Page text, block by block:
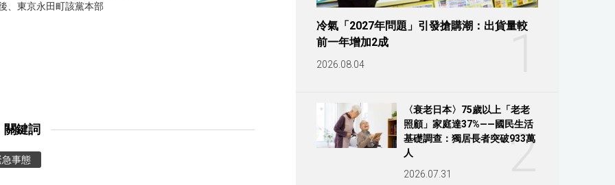
、東京永田町該黨本部
關鍵詞
急事態
冷氣「2027年問題」引發搶購潮：出貨量較
前一年增加2成
2026.08.04
2
〈衰老日本〉75歲以上「老老
照顧」家庭達37%——國民生活
基礎調查：獨居長者突破933萬
人
2026.07.31